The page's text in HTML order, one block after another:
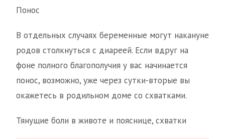
Понос
В отдельных случаях беременные могут накануне
родов столкнуться с диареей. Если вдруг на
фоне полного благополучия у вас начинается
понос, возможно, уже через сутки-вторые вы
окажетесь в родильном доме со схватками.
Тянущие боли в животе и пояснице, схватки